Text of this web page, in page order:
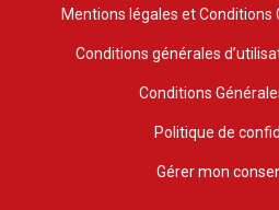
Mentions légales et Conditions
Conditions générales
Conditions
Politique de
Gérer mon